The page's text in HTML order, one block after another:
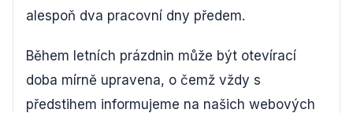
alespoň dva pracovní dny předem.
Během letních prázdnin může být otevírací
doba mírně upravena, o čemž vždy s
předstihem informujeme na našich webových